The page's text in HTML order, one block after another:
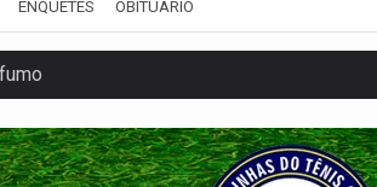
ENQUETES OBITUÁRIO